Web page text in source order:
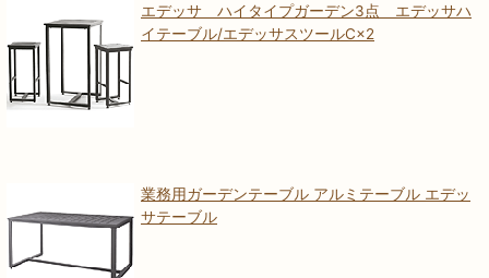
エデッサ ハイタイプガーデン3点 エデッサハ
イテーブル/エデッサスツールC×2
業務用ガーデンテーブル アルミテーブル エデッ
サテーブル